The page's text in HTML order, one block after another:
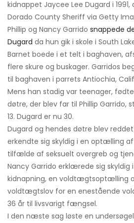
kidnappet Jaycee Lee Dugard i 1991,
Dorado County Sheriff via Getty
Phillip og Nancy Garrido snappede
Dugard da hun gik i skole i South
Barnet boede i et telt i baghaven,
flere skure og buskager. Garridos
til baghaven i parrets Antiochia,
Mens han stadig var teenager,
døtre, der blev far til Phillip Garrido,
13. Dugard er nu 30.
Dugard og hendes døtre blev reddet
erkendte sig skyldig i en optælling af
tilfælde af seksuelt overgreb og
Nancy Garrido erklærede sig
kidnapning, en voldtægtsoptælling
voldtægtslov for en enestående
36 år til livsvarigt fængsel.
I den næste sag løste en